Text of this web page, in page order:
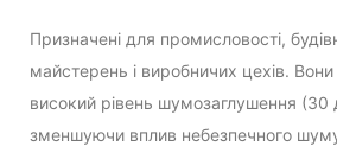
Призначені для промисловості,
майстерень і виробничих цехів.
високий рівень шумозаглушення (30
зменшуючи вплив небезпечного